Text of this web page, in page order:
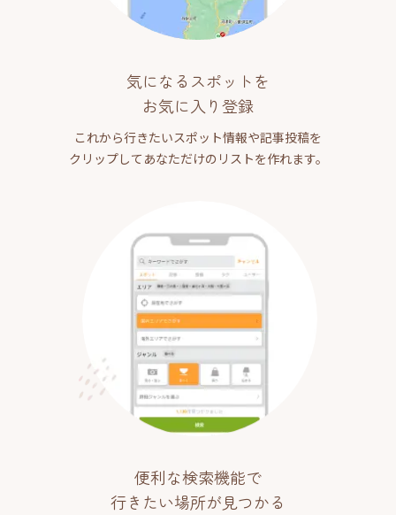
気になるスポットを
お気に入り登録
これから行きたいスポット情報や記事投稿を
クリップしてあなただけのリストを作れます。
便利な検索機能で
行きたい場所が見つかる